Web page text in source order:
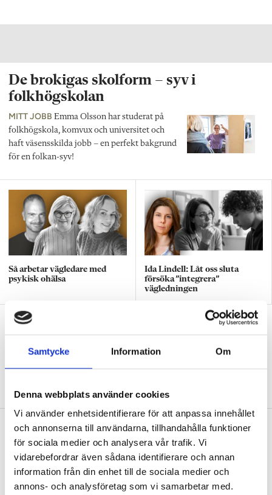
Samtycke Information Om
Denna webbplats använder cookies
Vi använder enhetsidentifierare för att anpassa innehållet
och annonserna till användarna, tillhandahålla funktioner
för sociala medier och analysera vår trafik. Vi
vidarebefordrar även sådana identifierare och annan
information från din enhet till de sociala medier och
annons- och analysföretag som vi samarbetar med.
De brokigas skolform – syv i
folkhögskolan
MITT JOBB Emma Olsson har studerat på
folkhögskola, komvux och universitet och
haft väsensskilda jobb – en perfekt bakgrund
för en folkan-syv!
Så arbetar vägledare med
psykisk ohälsa
Ida Lindell: Låt oss sluta
försöka ”integrera”
vägledningen
Hur syv:ar hanterar elevernas egna
drömmar
PANELEN Vi frågade tre studie- och
yrkesvägledare om den svåra balansgången
Syven som ser allt – i centrum av
skolan
MITT JOBB Jennie Garper är inte bara syv för
500 elever utan brett delaktig i hela skolans
verksamhet. ”Jag måste vara väldigt